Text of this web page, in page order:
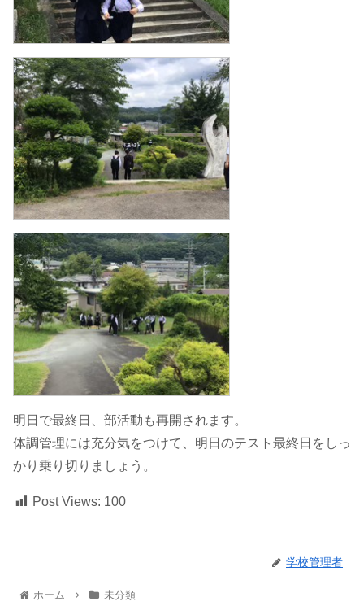
明日で最終日、部活動も再開されます。
体調管理には充分気をつけて、明日のテスト最終日をしっ
かり乗り切りましょう。
Post Views: 100
学校管理者
ホーム 未分類